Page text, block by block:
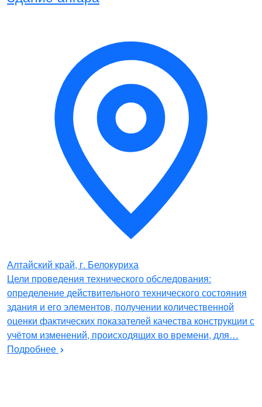
Алтайский край, г. Белокуриха
Цели проведения технического обследования:
определение действительного технического состояния
здания и его элементов, получении количественной
оценки фактических показателей качества конструкции с
учётом изменений, происходящих во времени, для…
Подробнее